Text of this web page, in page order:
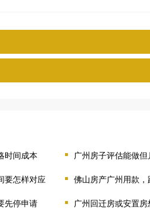
时间成本 广州房子评估能做
要怎样对应 佛山房产广州用款
先停申请 广州回迁房或安置